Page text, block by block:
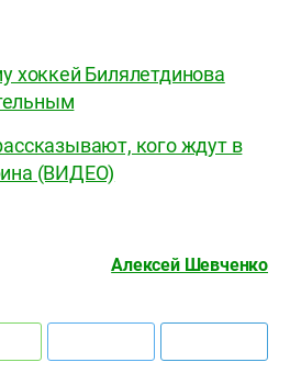
хоккей Билялетдинова
кого ждут в
(ВИДЕО)
Алексей Шевченко